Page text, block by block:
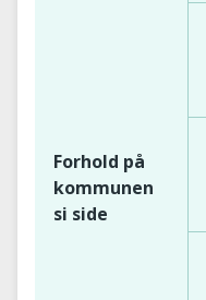
Forhold på
kommunen
si side